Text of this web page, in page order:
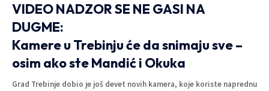
VIDEO NADZOR SE NE GASI NA
DUGME:
Kamere u Trebinju će da snimaju sve –
osim ako ste Mandić i Okuka
Grad Trebinje dobio je još devet novih kamera, koje koriste naprednu